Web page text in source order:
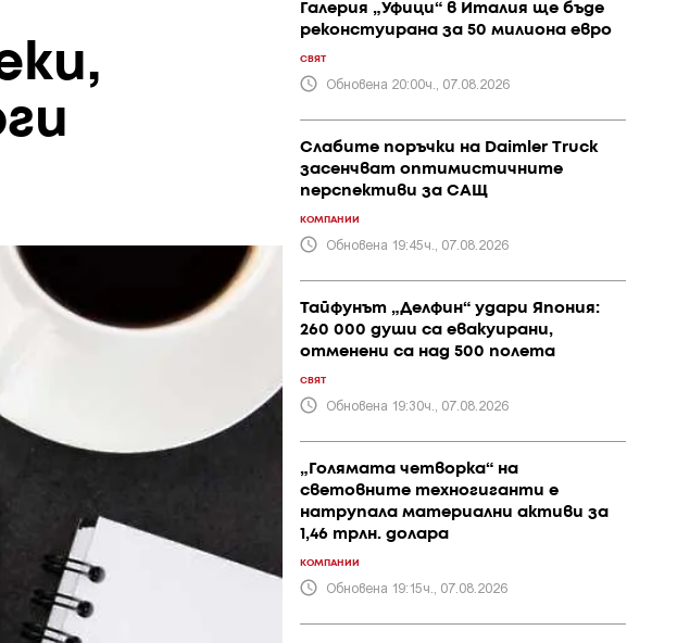
Галерия „Уфици“ в Италия ще бъде
реконстуирана за 50 милиона евро
СВЯТ
Обновена 20:00ч., 07.08.2026
Слабите поръчки на Daimler Truck
засенчват оптимистичните
перспективи за САЩ
КОМПАНИИ
Обновена 19:45ч., 07.08.2026
Тайфунът „Делфин“ удари Япония:
260 000 души са евакуирани,
отменени са над 500 полета
СВЯТ
Обновена 19:30ч., 07.08.2026
„Голямата четворка“ на
световните техногиганти е
натрупала материални активи за
1,46 трлн. долара
КОМПАНИИ
Обновена 19:15ч., 07.08.2026